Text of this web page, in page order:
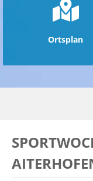
Ortsplan